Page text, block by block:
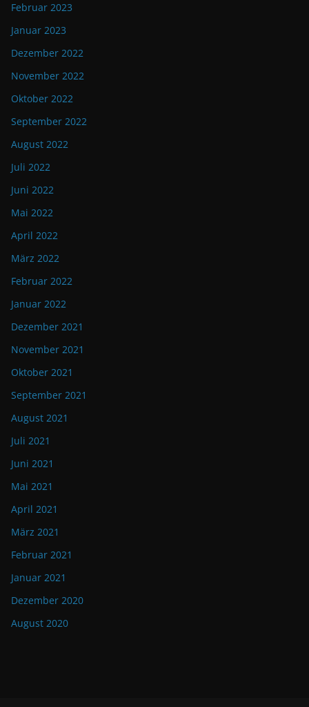
Februar 2023
Januar 2023
Dezember 2022
November 2022
Oktober 2022
September 2022
August 2022
Juli 2022
Juni 2022
Mai 2022
April 2022
März 2022
Februar 2022
Januar 2022
Dezember 2021
November 2021
Oktober 2021
September 2021
August 2021
Juli 2021
Juni 2021
Mai 2021
April 2021
März 2021
Februar 2021
Januar 2021
Dezember 2020
August 2020